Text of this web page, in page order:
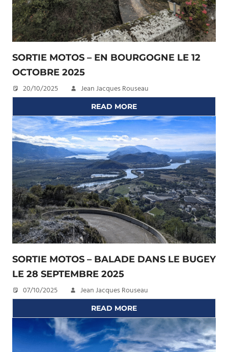
SORTIE MOTOS – EN BOURGOGNE LE 12
OCTOBRE 2025
20/10/2025 Jean Jacques Rouseau
READ MORE
SORTIE MOTOS – BALADE DANS LE BUGEY
LE 28 SEPTEMBRE 2025
07/10/2025 Jean Jacques Rouseau
READ MORE